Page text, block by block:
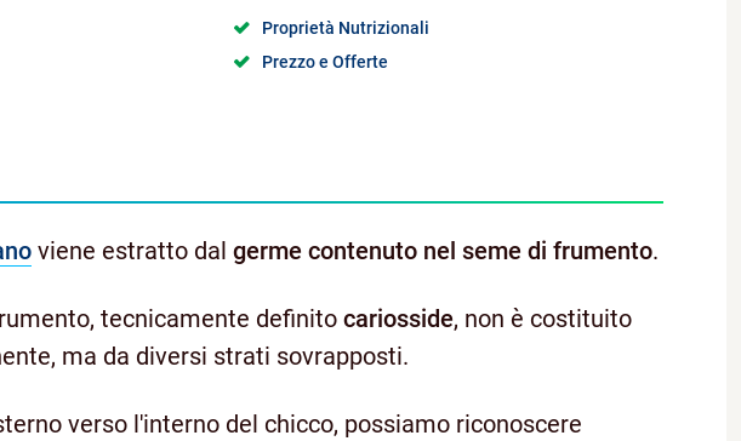
Proprietà Nutrizionali
Prezzo e Offerte
viene estratto dal germe contenuto nel seme di frumento.
tecnicamente definito cariosside, non è costituito
ma da diversi strati sovrapposti.
verso l'interno del chicco, possiamo riconoscere